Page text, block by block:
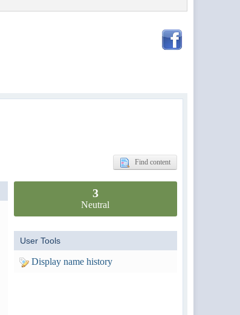
Find content
3
Neutral
User Tools
Display name history